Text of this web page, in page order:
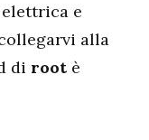
e
alla
di root è